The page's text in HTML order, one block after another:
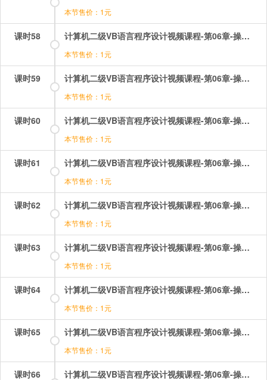
本节售价：1元
课时58 计算机二级VB语言程序设计视频课程-第06章-操作：列表框的属性2.mp4
本节售价：1元
课时59 计算机二级VB语言程序设计视频课程-第06章-操作：单选按钮和复选框.mp4
本节售价：1元
课时60 计算机二级VB语言程序设计视频课程-第06章-操作：命令按钮及其基本操作.mp4
本节售价：1元
课时61 计算机二级VB语言程序设计视频课程-第06章-操作：图片框和图像框.mp4
本节售价：1元
课时62 计算机二级VB语言程序设计视频课程-第06章-操作：图片框和图像框的基础操作.mp4
本节售价：1元
课时63 计算机二级VB语言程序设计视频课程-第06章-操作：常用控件标签.mp4
本节售价：1元
课时64 计算机二级VB语言程序设计视频课程-第06章-操作：形状及其基本操作.mp4
本节售价：1元
课时65 计算机二级VB语言程序设计视频课程-第06章-操作：文本框的事件和方法.mp4
本节售价：1元
课时66 计算机二级VB语言程序设计视频课程-第06章-操作：文本框的属性1.mp4